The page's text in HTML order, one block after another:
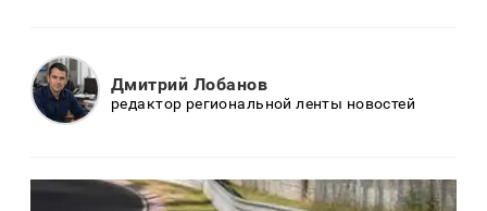
Дмитрий Лобанов
редактор региональной ленты новостей